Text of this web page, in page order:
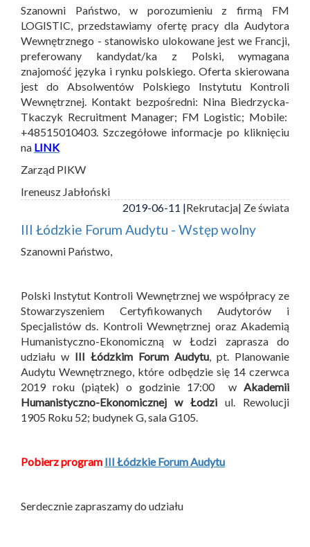
Szanowni Państwo, w porozumieniu z firmą FM
LOGISTIC, przedstawiamy ofertę pracy dla Audytora
Wewnętrznego - stanowisko ulokowane jest we Francji,
preferowany kandydat/ka z Polski, wymagana
znajomość języka i rynku polskiego. Oferta skierowana
jest do Absolwentów Polskiego Instytutu Kontroli
Wewnętrznej. Kontakt bezpośredni: Nina Biedrzycka-
Tkaczyk Recruitment Manager; FM Logistic; Mobile:
+48515010403. Szczegółowe informacje po kliknięciu
na LINK
Zarząd PIKW
Ireneusz Jabłoński
2019-06-11 |Rekrutacja| Ze świata
III Łódzkie Forum Audytu - Wstęp wolny
Szanowni Państwo,
Polski Instytut Kontroli Wewnętrznej we współpracy ze
Stowarzyszeniem Certyfikowanych Audytorów i
Specjalistów ds. Kontroli Wewnętrznej oraz Akademią
Humanistyczno-Ekonomiczną w Łodzi zaprasza do
udziału w III Łódzkim Forum Audytu , pt. Planowanie
Audytu Wewnętrznego, które odbędzie się 14 czerwca
2019 roku (piątek) o godzinie 17:00 w Akademii
Humanistyczno-Ekonomicznej w Łodzi ul. Rewolucji
1905 Roku 52; budynek G, sala G105.
Pobierz program III Łódzkie Forum Audytu
Serdecznie zapraszamy do udziału